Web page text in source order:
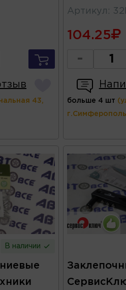
43,
Артикул :
104.25
-
больше 4 шт
В наличии